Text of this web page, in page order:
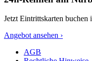
Jetzt Eintrittskarten
Angebot ansehen ›
AGB